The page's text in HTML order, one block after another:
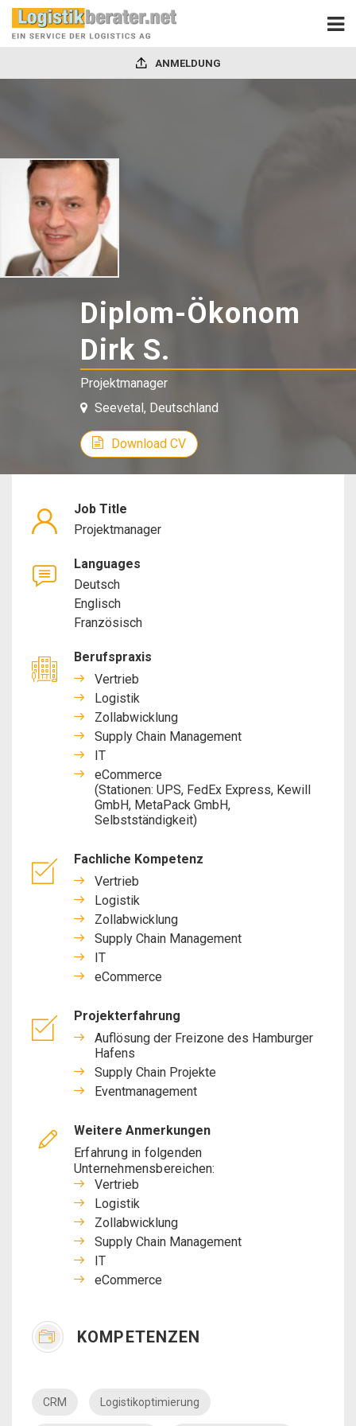
ANMELDUNG
Diplom-Ökonom
Dirk S.
Projektmanager
Seevetal, Deutschland
Download CV
Job Title
Projektmanager
Languages
Deutsch
Englisch
Französisch
Berufspraxis
Vertrieb
Logistik
Zollabwicklung
Supply Chain Management
IT
eCommerce
(Stationen: UPS, FedEx Express, Kewill
GmbH, MetaPack GmbH,
Selbstständigkeit)
Fachliche Kompetenz
Vertrieb
Logistik
Zollabwicklung
Supply Chain Management
IT
eCommerce
Projekterfahrung
Auflösung der Freizone des Hamburger
Hafens
Supply Chain Projekte
Eventmanagement
Weitere Anmerkungen
Erfahrung in folgenden
Unternehmensbereichen:
Vertrieb
Logistik
Zollabwicklung
Supply Chain Management
IT
eCommerce
KOMPETENZEN
CRM Logistikoptimierung